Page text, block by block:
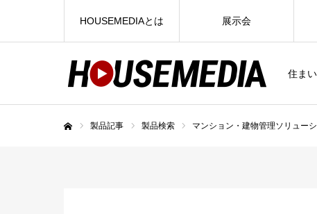
住ま
HOUSEMEDIAとは 展示会
製品記事 製品検索 マンション・建物管理ソリュー